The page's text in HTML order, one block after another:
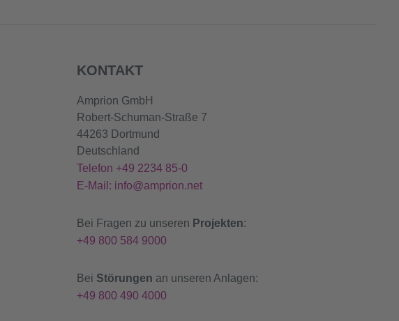
KONTAKT
Amprion GmbH
Robert-Schuman-Straße 7
44263 Dortmund
Deutschland
Telefon +49 2234 85-0
E-Mail: info@amprion.net
Bei Fragen zu unseren Projekten:
+49 800 584 9000
Bei Störungen an unseren Anlagen:
+49 800 490 4000